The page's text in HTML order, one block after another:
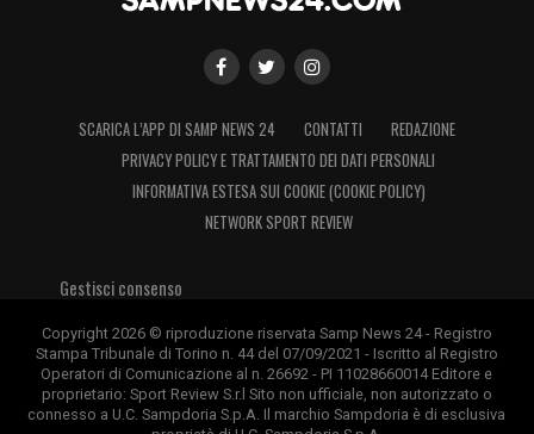
SCARICA L’APP DI SAMP NEWS 24 CONTATTI
REDAZIONE
PRIVACY POLICY E TRATTAMENTO DEI DATI PERSONALI
INFORMATIVA ESTESA SUI COOKIE (COOKIE POLICY)
NETWORK SPORT REVIEW
Gestisci consenso
Copyright 2026 © riproduzione riservata Samp News 24 - Registro
Stampa Tribunale di Torino n. 44 del 07/09/2021 - Iscritto al Registro
Operatori di Comunicazione al n. 26692 - PI 11028660014 Editore e
proprietario: Sport Review S.r.l Sito non ufficiale, non autorizzato o
connesso a U.C. Sampdoria S.p.A. Il marchio Sampdoria è di esclusiva